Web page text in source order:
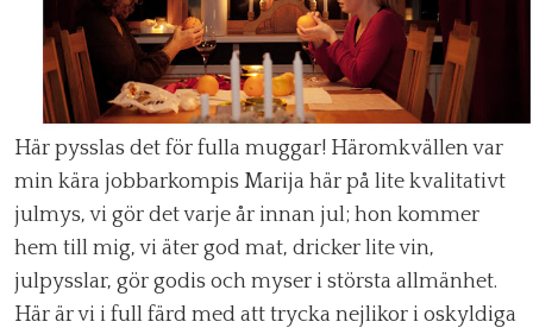
Här pysslas det för fulla muggar! Häromkvällen var
min kära jobbarkompis Marija här på lite kvalitativt
julmys, vi gör det varje år innan jul; hon kommer
hem till mig, vi äter god mat, dricker lite vin,
julpysslar, gör godis och myser i största allmänhet.
Här är vi i full färd med att trycka nejlikor i oskyldiga